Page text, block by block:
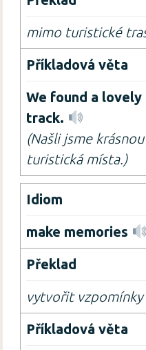
mimo turistické
We found a
track.
(Našli jsme
turistická místa.)
make memories
vytvořit vzpomínky